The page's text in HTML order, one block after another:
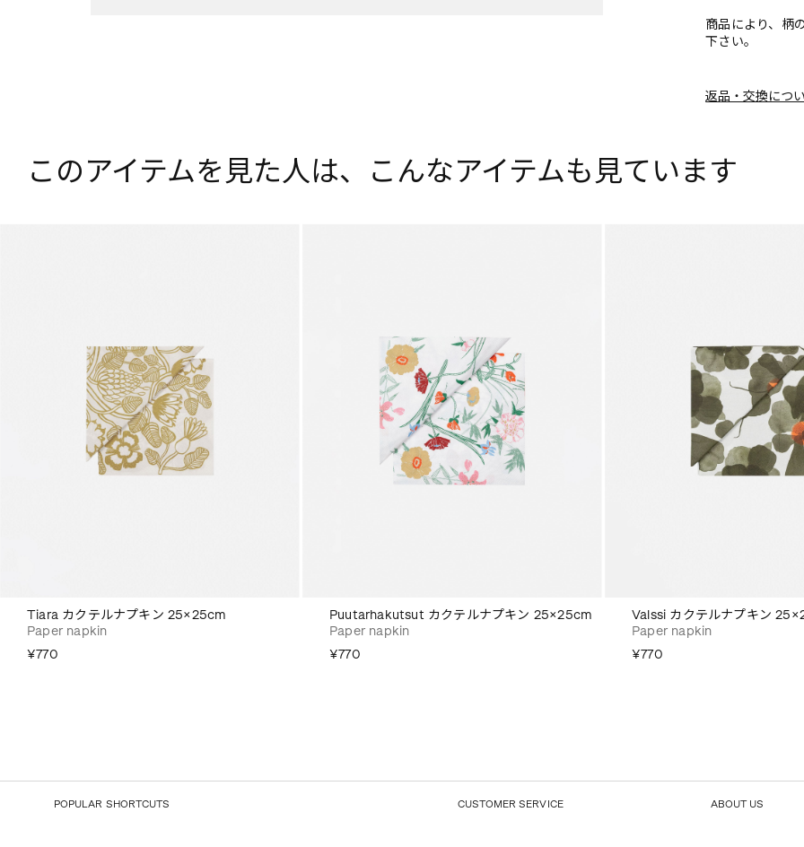
商品により、柄
下さい。
返品・交換につ
このアイテムを見た人は、 こんなアイテムも見ています
Tiara カクテルナプキン 25×25cm
Paper napkin
¥770
Puutarhakutsut カクテルナプキン 25×25cm
Paper napkin
¥770
Valssi カクテルナプキン
Paper napkin
¥770
POPULAR SHORTCUTS CUSTOMER SERVICE ABOUT US